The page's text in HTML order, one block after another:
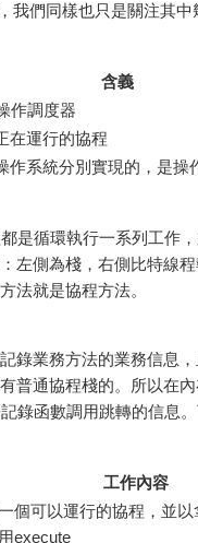
我們同樣也只是關注其中
含義
作調度器
在運行的協程
作系統分別實現的，是操
是循環執行一系列工作
左側為棧，右側比特線
法就是協程方法。
錄業務方法的業務信息
普通協程棧的。所以在
錄函數調用跳轉的信息
工作內容
個可以運行的協程，並
execute